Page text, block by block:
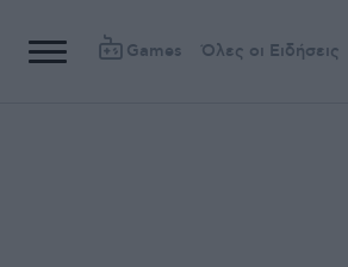
Games Όλες οι Ειδήσεις